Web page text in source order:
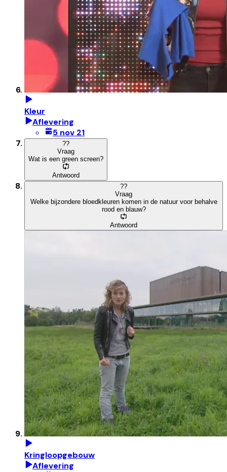
Kleur
Aflevering
5 nov 21
??
Vraag
Wat is een green screen?
Antwoord
??
Vraag
Welke bijzondere bloedkleuren komen in de natuur voor behalve
rood en blauw?
Antwoord
Kringloopgebouw
Aflevering